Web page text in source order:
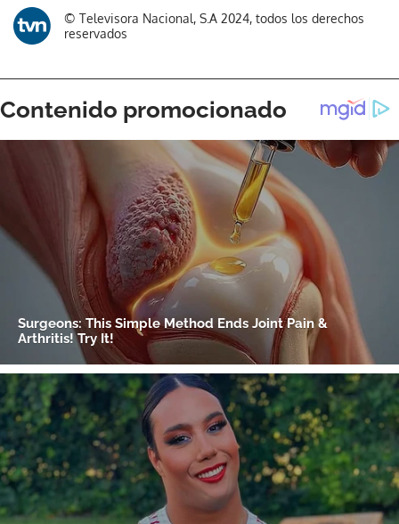
© Televisora Nacional, S.A 2024, todos los derechos
reservados